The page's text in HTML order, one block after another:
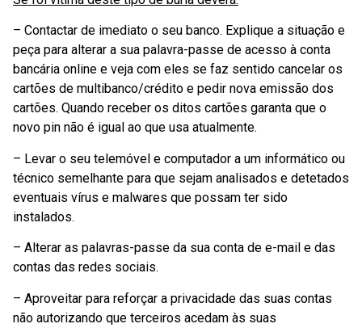
– Contactar de imediato o seu banco. Explique a situação e
peça para alterar a sua palavra-passe de acesso à conta
bancária online e veja com eles se faz sentido cancelar os
cartões de multibanco/crédito e pedir nova emissão dos
cartões. Quando receber os ditos cartões garanta que o
novo pin não é igual ao que usa atualmente.
– Levar o seu telemóvel e computador a um informático ou
técnico semelhante para que sejam analisados e detetados
eventuais vírus e malwares que possam ter sido
instalados.
– Alterar as palavras-passe da sua conta de e-mail e das
contas das redes sociais.
– Aproveitar para reforçar a privacidade das suas contas
não autorizando que terceiros acedam às suas